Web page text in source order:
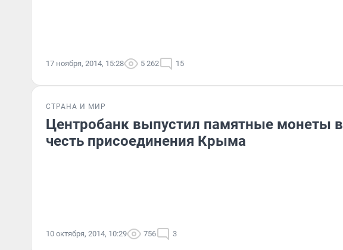
17 ноября, 2014, 15:28 5 262 15
СТРАНА И МИР
Центробанк выпустил памятные монеты в
честь присоединения Крыма
10 октября, 2014, 10:29 756 3